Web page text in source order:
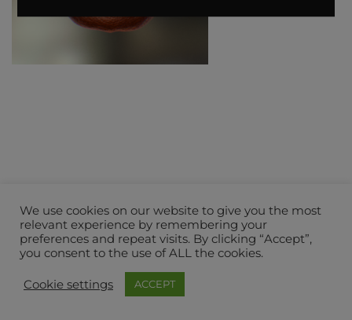
We use cookies on our website to give you the most
relevant experience by remembering your
preferences and repeat visits. By clicking “Accept”,
you consent to the use of ALL the cookies.
Cookie settings ACCEPT